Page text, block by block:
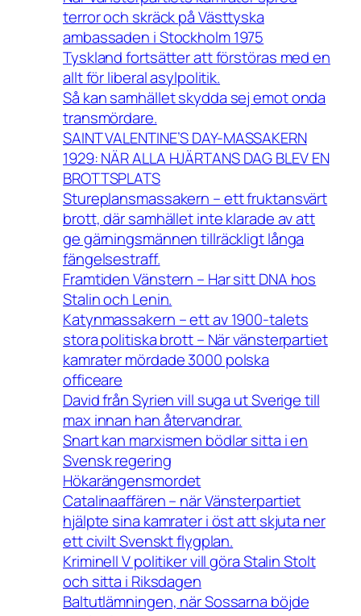
terror och skräck på Västtyska
ambassaden i Stockholm 1975
Tyskland fortsätter att förstöras med en
allt för liberal asylpolitik.
Så kan samhället skydda sej emot onda
transmördare.
SAINT VALENTINE’S DAY-MASSAKERN
1929: NÄR ALLA HJÄRTANS DAG BLEV EN
BROTTSPLATS
Stureplansmassakern – ett fruktansvärt
brott, där samhället inte klarade av att
ge gärningsmännen tillräckligt långa
fängelsestraff.
Framtiden Vänstern – Har sitt DNA hos
Stalin och Lenin.
Katynmassakern – ett av 1900-talets
stora politiska brott – När vänsterpartiet
kamrater mördade 3000 polska
officeare
David från Syrien vill suga ut Sverige till
max innan han återvandrar.
Snart kan marxismen bödlar sitta i en
Svensk regering
Hökarängensmordet
Catalinaaffären – när Vänsterpartiet
hjälpte sina kamrater i öst att skjuta ner
ett civilt Svenskt flygplan.
Kriminell V politiker vill göra Stalin Stolt
och sitta i Riksdagen
Baltutlämningen, när Sossarna böjde